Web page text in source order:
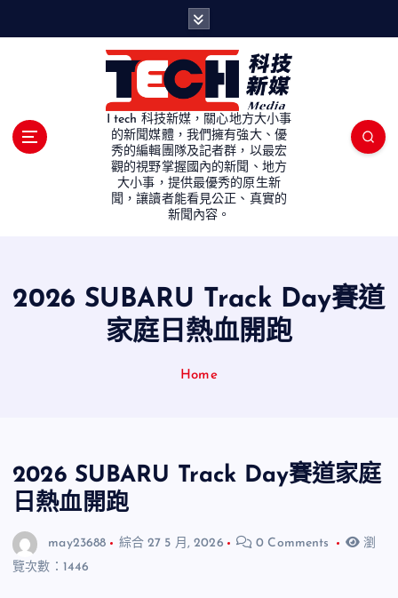
I tech 科技新媒，關心地方大小事
的新聞媒體，我們擁有強大、優
秀的編輯團隊及記者群，以最宏
觀的視野掌握國內的新聞、地方
大小事，提供最優秀的原生新
聞，讓讀者能看見公正、真實的
新聞內容。
2026 SUBARU Track Day賽道
家庭日熱血開跑
Home
2026 SUBARU Track Day賽道家庭
日熱血開跑
may23688 綜合 27 5 月, 2026 0 Comments
瀏
覽次數：1446